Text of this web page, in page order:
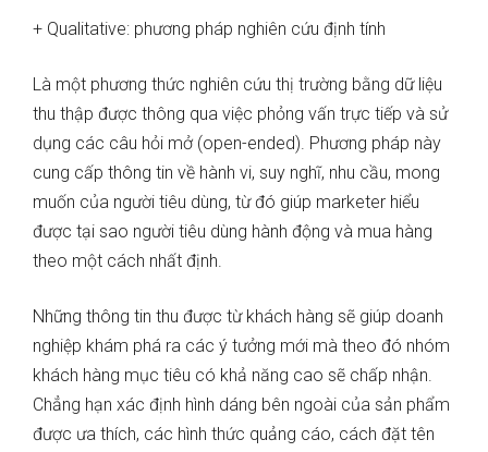
+ Qualitative: phương pháp nghiên cứu định tính
Là một phương thức nghiên cứu thị trường bằng dữ liệu
thu thập được thông qua việc phỏng vấn trực tiếp và sử
dụng các câu hỏi mở (open-ended). Phương pháp này
cung cấp thông tin về hành vi, suy nghĩ, nhu cầu, mong
muốn của người tiêu dùng, từ đó giúp marketer hiểu
được tại sao người tiêu dùng hành động và mua hàng
theo một cách nhất định.
Những thông tin thu được từ khách hàng sẽ giúp doanh
nghiệp khám phá ra các ý tưởng mới mà theo đó nhóm
khách hàng mục tiêu có khả năng cao sẽ chấp nhận.
Chẳng hạn xác định hình dáng bên ngoài của sản phẩm
được ưa thích, các hình thức quảng cáo, cách đặt tên